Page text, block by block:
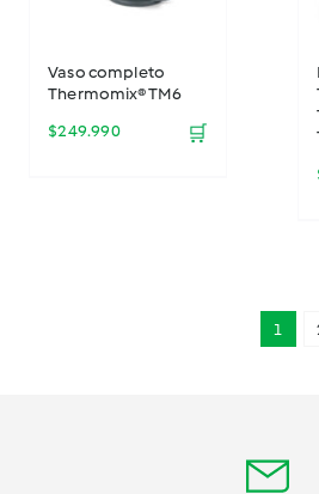
Vaso completo
Thermomix® TM6
$249.990 🛒
1